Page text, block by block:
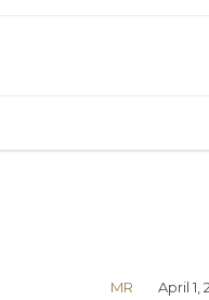
MR April 1,